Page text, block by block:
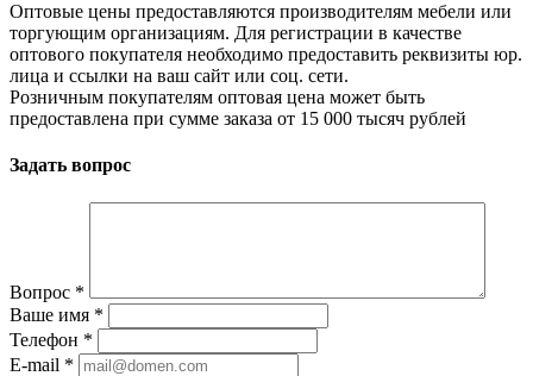
Оптовые цены предоставляются производителям мебели или
торгующим организациям. Для регистрации в качестве
оптового покупателя необходимо предоставить реквизиты юр.
лица и ссылки на ваш сайт или соц. сети.
Розничным покупателям оптовая цена может быть
предоставлена при сумме заказа от 15 000 тысяч рублей
Задать вопрос
Вопрос *
Ваше имя *
Телефон *
E-mail *